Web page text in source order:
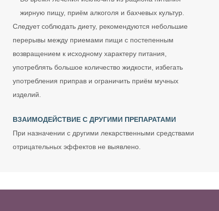
жирную пищу, приём алкоголя и бахчевых культур.
Следует соблюдать диету, рекомендуются небольшие
перерывы между приемами пищи с постепенным
возвращением к исходному характеру питания,
употреблять большое количество жидкости, избегать
употребления приправ и ограничить приём мучных
изделий.
ВЗАИМОДЕЙСТВИЕ С ДРУГИМИ ПРЕПАРАТАМИ
При назначении с другими лекарственными средствами
отрицательных эффектов не выявлено.